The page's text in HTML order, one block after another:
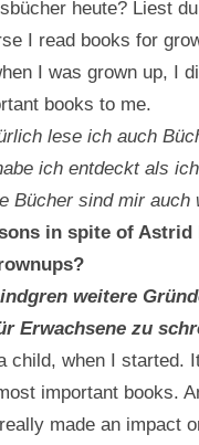
heute? Liest
I read books for
I was grown up, I
books to me.
lese ich auch
ich entdeckt als
Bücher sind mir auch
in spite of
weitere
Erwachsene zu
child, when I started.
important books.
made an impact